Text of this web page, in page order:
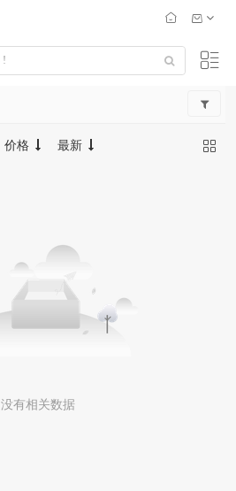
价格 最新
没有相关数据